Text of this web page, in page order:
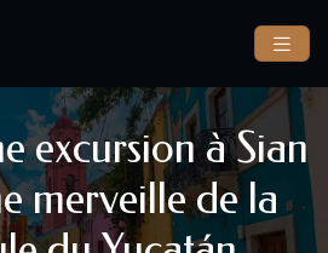
excursion à Sian
merveille de la